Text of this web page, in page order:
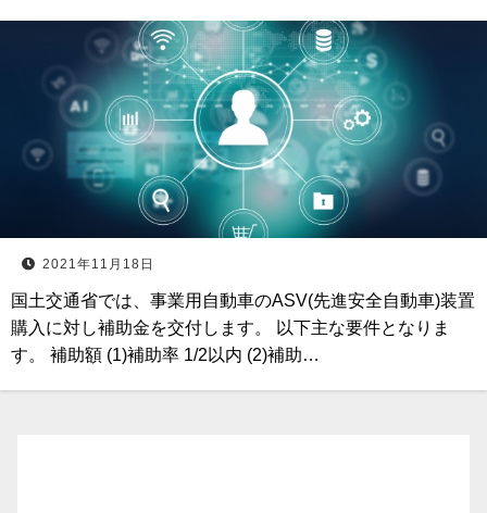
2021年11月18日
国土交通省では、事業用自動車のASV(先進安全自動車)装置
購入に対し補助金を交付します。 以下主な要件となりま
す。 補助額 (1)補助率 1/2以内 (2)補助…